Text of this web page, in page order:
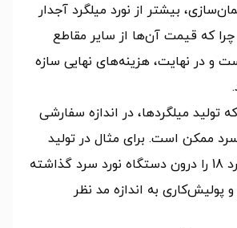
بیشتر از نورد میلگرد آجدار
که قیمت آن‌ها از سایر مقاطع
و در نهایت، هزینه‌های نهایی سازه
تولید میلگردها، در اندازه سفارشی
ممکن است. برای مثال در تولید
میلگرد 17.8، میلگرد 18 را درون دستگاه نورد سرد گذاشته
به اندازه مد نظر